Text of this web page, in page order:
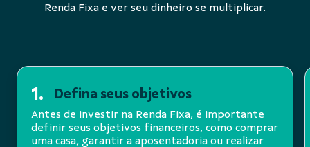
Renda Fixa e ver seu dinheiro se multiplicar.
1. Defina seus objetivos
Antes de investir na Renda Fixa, é importante
definir seus objetivos financeiros, como comprar
uma casa, garantir a aposentadoria ou realizar